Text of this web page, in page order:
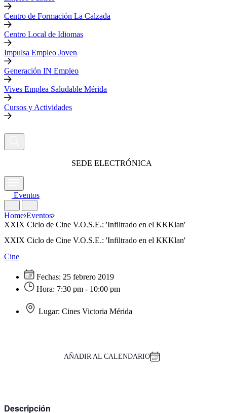
Centro de Formación La Calzada
Centro Local de Idiomas
Impulsa Empleo Joven
Generación IN Empleo
Vives Emplea Saludable Mérida
Cursos y Actividades
SEDE ELECTRÓNICA
Eventos
Home Eventos
XXIX Ciclo de Cine V.O.S.E.: 'Infiltrado en el KKKlan'
XXIX Ciclo de Cine V.O.S.E.: 'Infiltrado en el KKKlan'
Cine
Fechas: 25 febrero 2019
Hora: 7:30 pm - 10:00 pm
Lugar: Cines Victoria Mérida
AÑADIR AL CALENDARIO
Descripción